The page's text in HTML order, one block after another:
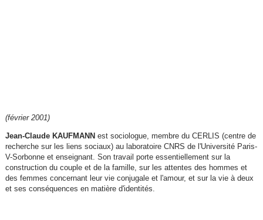
(février 2001)
Jean-Claude KAUFMANN est sociologue, membre du CERLIS (centre de
recherche sur les liens sociaux) au laboratoire CNRS de l'Université Paris-
V-Sorbonne et enseignant. Son travail porte essentiellement sur la
construction du couple et de la famille, sur les attentes des hommes et
des femmes concernant leur vie conjugale et l'amour, et sur la vie à deux
et ses conséquences en matière d'identités.